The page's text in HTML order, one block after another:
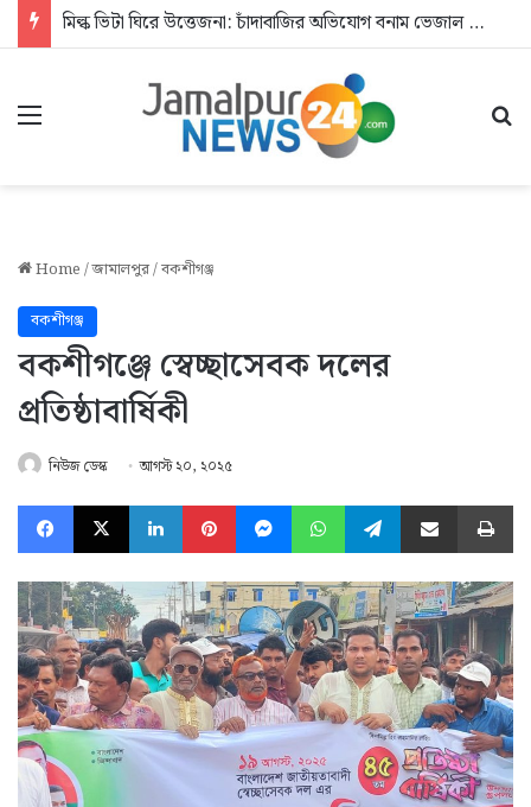
মিল্ক ভিটা ঘিরে উত্তেজনা: চাঁদাবাজির অভিযোগ বনাম ভেজাল দুধের জিডি
Menu
Home/জামালপুর/বকশীগঞ্জ
বকশীগঞ্জ
বকশীগঞ্জে স্বেচ্ছাসেবক দলের
প্রতিষ্ঠাবার্ষিকী
নিউজ ডেস্ক আগস্ট ২০, ২০২৫
Facebook
X LinkedInPinterestMessengerWhatsAppTelegramShare via Email